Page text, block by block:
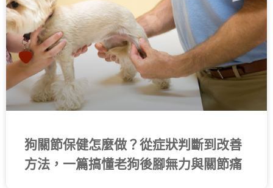
狗關節保健怎麼做？從症狀判斷到改善
方法，一篇搞懂老狗後腳無力與關節痛
面
面
面 面